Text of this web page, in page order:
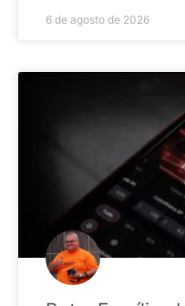
6 de agosto de 2026